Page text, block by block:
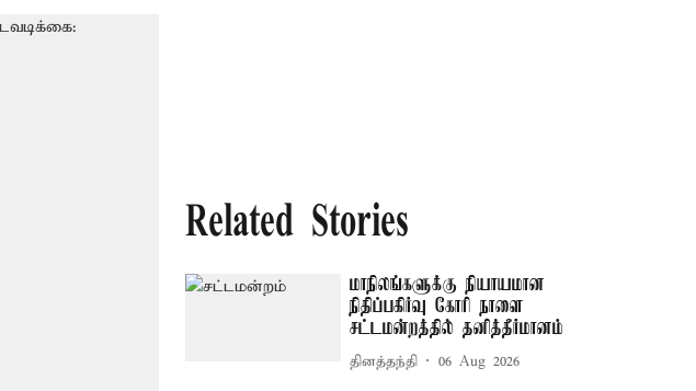
Related Stories
மாநிலங்களுக்கு நியாயமான
நிதிப்பகிர்வு கோரி நாளை
சட்டமன்றத்தில் தனித்தீர்மானம்
தினத்தந்தி 06 Aug 2026